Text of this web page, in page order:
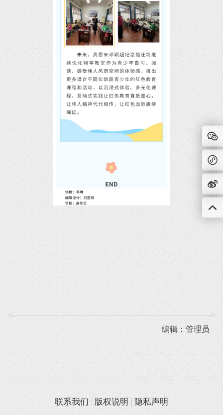
编辑：管理员
联系我们 版权说明 隐私声明